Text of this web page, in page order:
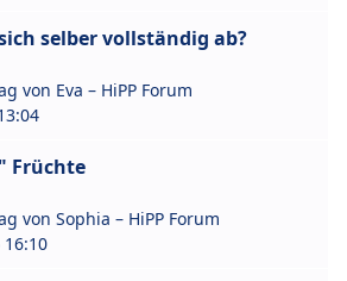
selber vollständig ab?
von Eva – HiPP Forum
Früchte
von Sophia – HiPP Forum